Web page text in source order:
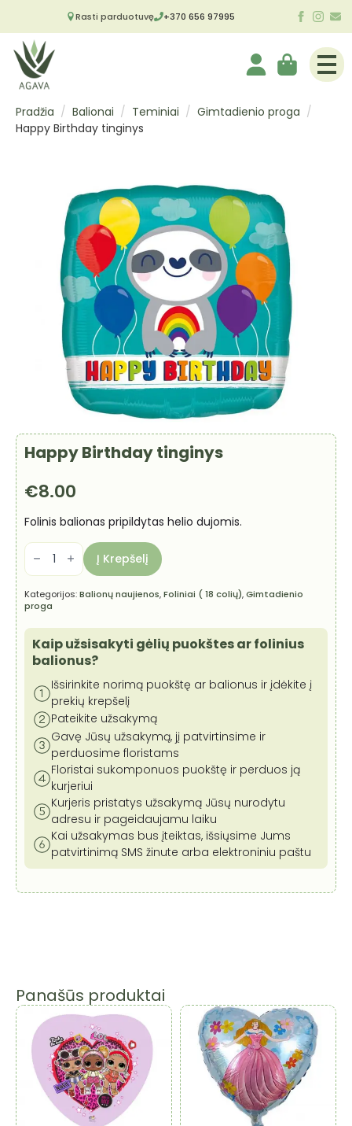
Rasti parduotuvę +370 656 97995
Pradžia Balionai Teminiai
Gimtadienio proga
Happy Birthday tinginys
Happy Birthday tinginys
€8.00
Folinis balionas pripildytas helio dujomis.
produkto
kiekis:
Happy
Birthday
tinginys
Į Krepšelį
Kategorijos:Balionų naujienos,Foliniai ( 18 colių),Gimtadienio
proga
Kaip užsisakyti gėlių puokštes ar folinius
balionus?
Išsirinkite norimą puokštę ar balionus ir įdėkite į
prekių krepšelį
Pateikite užsakymą
Gavę Jūsų užsakymą, jį patvirtinsime ir
perduosime floristams
Floristai sukomponuos puokštę ir perduos ją
kurjeriui
Kurjeris pristatys užsakymą Jūsų nurodytu
adresu ir pageidaujamu laiku
Kai užsakymas bus įteiktas, išsiųsime Jums
patvirtinimą SMS žinute arba elektroniniu paštu
Panašūs produktai